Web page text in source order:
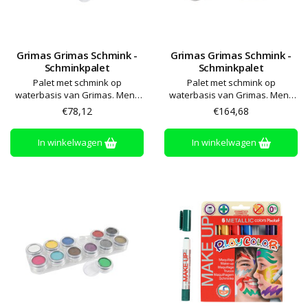
Grimas Grimas Schmink -
Schminkpalet
Palet met schmink op
waterbasis van Grimas. Meng
met een beetje water en breng
aan met een spons of penseel.
De kleuren kunnen gemengd
worden om nieuwe kleuren te
maken. Afwassen met water en
€78,12
In winkelwagen
Grimas Grimas Schmink -
Schminkpalet
Palet met schmink op
waterbasis van Grimas. Meng
met een beetje water en breng
aan met een spons of penseel.
De kleuren kunnen gemengd
worden om nieuwe kleuren te
maken. Afwassen met water en
€164,68
In winkelwagen